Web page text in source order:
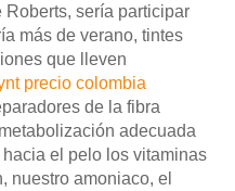
Roberts, serí­a participar
más de verano, tintes
que lleven
precio colombia
de la fibra
adecuada
el pelo los vitaminas
nuestro amoniaco, el